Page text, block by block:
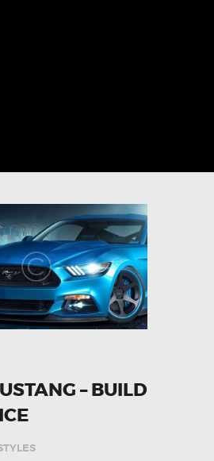
– BUILD